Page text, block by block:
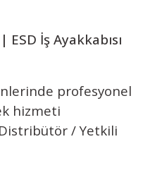
İş Ayakkabısı
profesyonel
hizmeti
/ Yetkili